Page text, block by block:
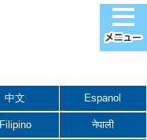
中文 Espanol
Filipino नेपाली